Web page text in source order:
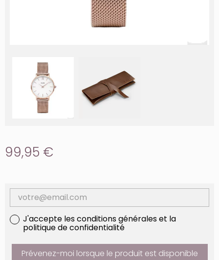
99,95 €
J'accepte les conditions générales et la
politique de confidentialité
Prévenez-moi lorsque le produit est disponible